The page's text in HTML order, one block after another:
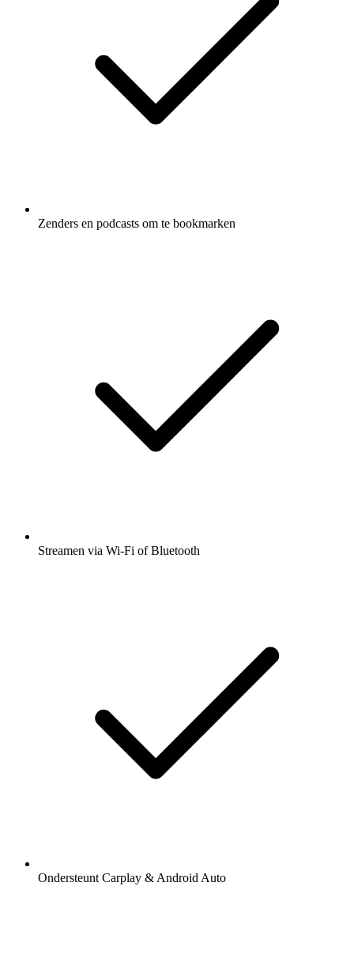
Zenders en podcasts om te bookmarken
Streamen via Wi-Fi of Bluetooth
Ondersteunt Carplay & Android Auto